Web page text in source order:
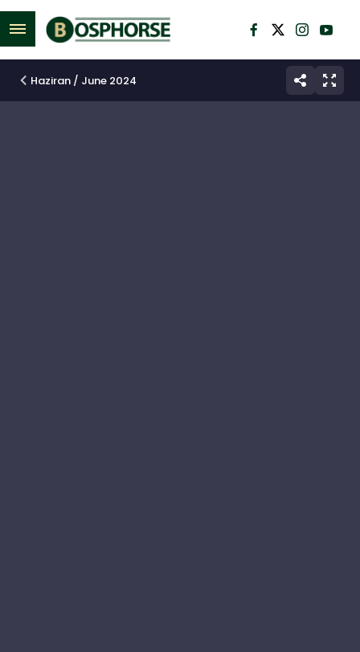
M
e
n
ü
Haziran / June 2024